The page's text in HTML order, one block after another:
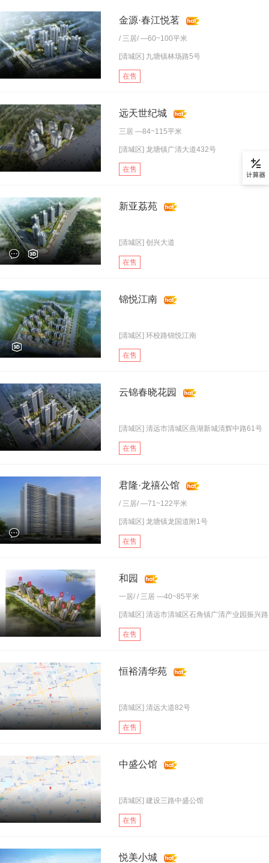
金源·春江悦茗
/ 三居/ —60~100平米
[清城区] 九塘镇林场路5号
在售
远天世纪城
三居 —84~115平米
[清城区] 龙塘镇广清大道432号
在售
新亚荔苑
[清城区] 创兴大道
在售
锦悦江南
[清城区] 环校路锦悦江南
在售
云锦春晓花园
[清城区] 清远市清城区燕湖新城清辉中路61号
在售
君隆·龙禧公馆
/ 三居/ —71~122平米
[清城区] 龙塘镇龙国道附1号
在售
和园
一居/ / 三居 —40~85平米
[清城区] 清远市清城区石角镇广清产业园振兴
在售
恒裕清华苑
[清城区] 清远大道82号
在售
中盛公馆
[清城区] 建设三路中盛公馆
在售
悦美小城